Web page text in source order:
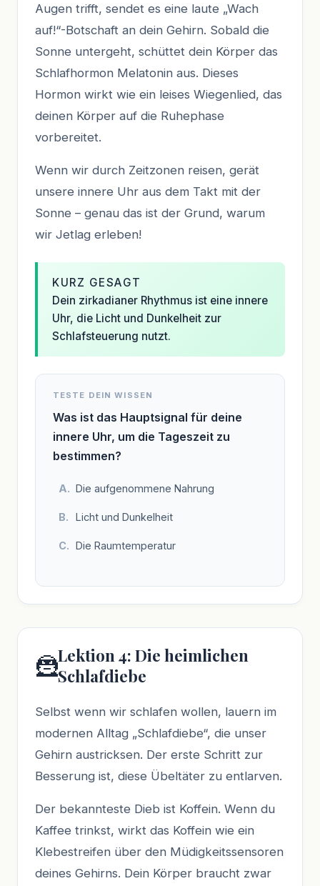
Augen trifft, sendet es eine laute „Wach
auf!“-Botschaft an dein Gehirn. Sobald die
Sonne untergeht, schüttet dein Körper das
Schlafhormon Melatonin aus. Dieses
Hormon wirkt wie ein leises Wiegenlied, das
deinen Körper auf die Ruhephase
vorbereitet.
Wenn wir durch Zeitzonen reisen, gerät
unsere innere Uhr aus dem Takt mit der
Sonne – genau das ist der Grund, warum
wir Jetlag erleben!
KURZ GESAGT
Dein zirkadianer Rhythmus ist eine innere
Uhr, die Licht und Dunkelheit zur
Schlafsteuerung nutzt.
TESTE DEIN WISSEN
Was ist das Hauptsignal für deine
innere Uhr, um die Tageszeit zu
bestimmen?
Die aufgenommene Nahrung
Licht und Dunkelheit
Die Raumtemperatur
🦹Lektion 4: Die heimlichen
Schlafdiebe
Selbst wenn wir schlafen wollen, lauern im
modernen Alltag „Schlafdiebe“, die unser
Gehirn austricksen. Der erste Schritt zur
Besserung ist, diese Übeltäter zu entlarven.
Der bekannteste Dieb ist Koffein. Wenn du
Kaffee trinkst, wirkt das Koffein wie ein
Klebestreifen über den Müdigkeitssensoren
deines Gehirns. Dein Körper braucht zwar